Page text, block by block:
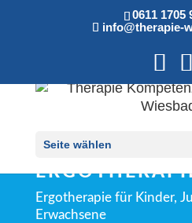
0611 1705
info@therapie-
Seite wählen
Ergotherapie für Kinder,
Erwachsene